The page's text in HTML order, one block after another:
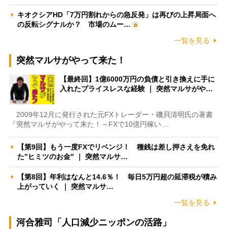
キオクシアHD「7万円割れからの急反発」は再びの上昇局面へ
の反転シグナルか？ 市場のムー…
一覧を見る
突然マルサがやって来た！
【最終回】1億6000万円の負債と引き換えに手に
入れたプライスレスな経験 ｜ 突然マルサがや…
2009年12月に発行された元FXトレーダー・磯貝清明氏の著書
『突然マルサがやって来た！～FXで10億円稼い…
【第9回】もう一度FXでリベンジ！ 種銭は差し押さえを免れ
た”ヒミツのお金” ｜ 突然マルサ…
【第8回】年利はなんと14.6％！ 毎日5万円超の延滞税が積み
上がっていく ｜ 突然マルサ…
一覧を見る
河合雅司「人口減少ニッポンの活路」